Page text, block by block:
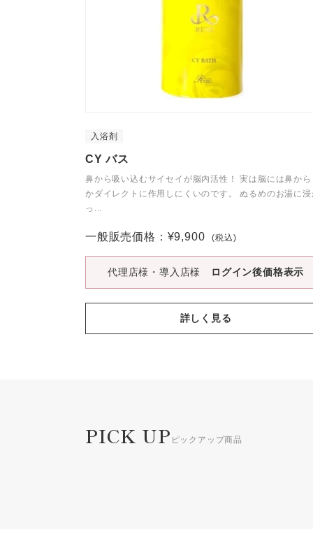
入浴剤
CY バス
鼻から吸い込むサイセイが脳内活性！ 実は脳には鼻から
かダイレクトに作用しにくいのです。 ぬるめのお湯に浸
っ...
一般販売価格： 通
常
価
格
¥9,900 (税込)
代理店様・導入店様 ログイン後価格表示
詳しく見る
PICK UP ピックアップ商品